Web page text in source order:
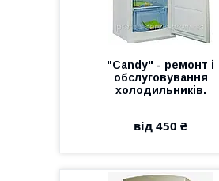
"Candy" - ремонт і
обслуговування
холодильників.
від 450 ₴